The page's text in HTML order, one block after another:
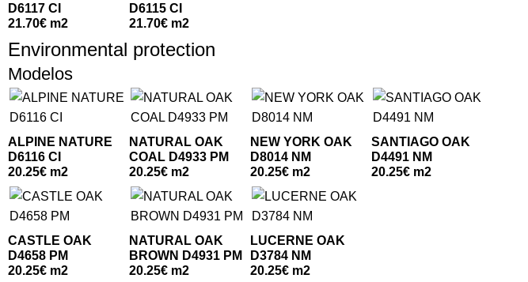
D6117 CI
21.70€ m2
D6115 CI
21.70€ m2
Environmental protection
Modelos
ALPINE NATURE
D6116 CI
20.25€ m2
NATURAL OAK
COAL D4933 PM
20.25€ m2
NEW YORK OAK
D8014 NM
20.25€ m2
SANTIAGO OAK
D4491 NM
20.25€ m2
CASTLE OAK
D4658 PM
20.25€ m2
NATURAL OAK
BROWN D4931 PM
20.25€ m2
LUCERNE OAK
D3784 NM
20.25€ m2